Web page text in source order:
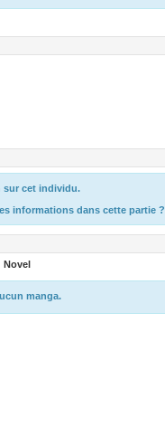
sur cet individu.
informations dans cette partie ?
Novel
manga.